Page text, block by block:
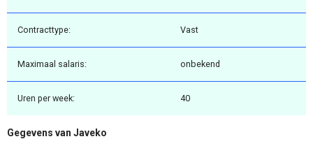
Contracttype: Vast
Maximaal salaris: onbekend
Uren per week: 40
Gegevens van Javeko